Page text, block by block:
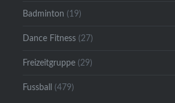
Badminton (19)
Dance Fitness (27)
Freizeitgruppe (29)
Fussball (479)